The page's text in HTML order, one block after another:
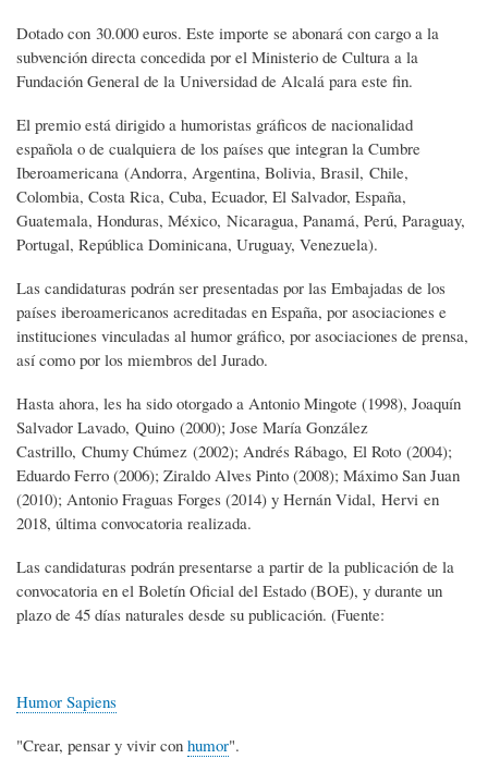
Dotado con 30.000 euros. Este importe se abonará con cargo a la
subvención directa concedida por el Ministerio de Cultura a la
Fundación General de la Universidad de Alcalá para este fin.
El premio está dirigido a humoristas gráficos de nacionalidad
española o de cualquiera de los países que integran la Cumbre
Iberoamericana (Andorra, Argentina, Bolivia, Brasil, Chile,
Colombia, Costa Rica, Cuba, Ecuador, El Salvador, España,
Guatemala, Honduras, México, Nicaragua, Panamá, Perú, Paraguay,
Portugal, República Dominicana, Uruguay, Venezuela).
Las candidaturas podrán ser presentadas por las Embajadas de los
países iberoamericanos acreditadas en España, por asociaciones e
instituciones vinculadas al humor gráfico, por asociaciones de prensa,
así como por los miembros del Jurado.
Hasta ahora, les ha sido otorgado a Antonio Mingote (1998), Joaquín
Salvador Lavado, Quino (2000); Jose María González
Castrillo, Chumy Chúmez (2002); Andrés Rábago, El Roto (2004);
Eduardo Ferro (2006); Ziraldo Alves Pinto (2008); Máximo San Juan
(2010); Antonio Fraguas Forges (2014) y Hernán Vidal, Hervi en
2018, última convocatoria realizada.
Las candidaturas podrán presentarse a partir de la publicación de la
convocatoria en el Boletín Oficial del Estado (BOE), y durante un
plazo de 45 días naturales desde su publicación. (Fuente:
Humor Sapiens
"Crear, pensar y vivir con humor".